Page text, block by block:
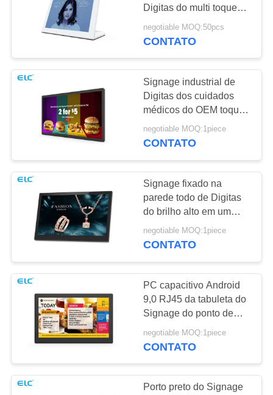
PRIVACIDADE
Tablets com Luz de
Borda
PC tablet médico
35
Sinalização de tela
1
Digitas do multi toque
com suporte do Desktop
negotiable MOQ:50pcs
CONTATO
Signage industrial de
Digitas dos cuidados
médicos do OEM toque
capacitivo de 10 pontos
negotiable MOQ:1piece
CONTATO
Signage fixado na
parede todo de Digitas
do brilho alto em um
com painel do IPS
negotiable MOQ:1piece
CONTATO
PC capacitivo Android
9,0 RJ45 da tabuleta do
Signage do ponto de
entrada Digital do tela
táctil
negotiable MOQ:1piece
CONTATO
Porto preto do Signage